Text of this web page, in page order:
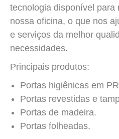
tecnologia disponível para
nossa oficina, o que nos
e serviços da melhor
necessidades.
Principais produtos:
Portas higiênicas em
Portas revestidas e
Portas de madeira.
Portas folheadas.